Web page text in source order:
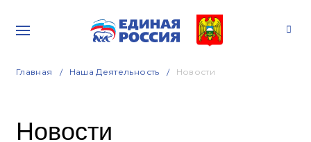
Главная Наша Деятельность Новости
Новости